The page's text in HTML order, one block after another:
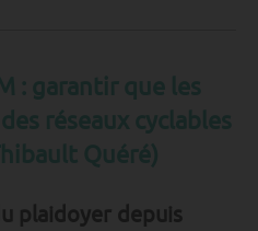
: garantir que les
réseaux cyclables
Quéré)
plaidoyer depuis